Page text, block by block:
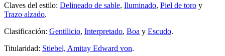
Claves del estilo: Delineado de sable, Iluminado, Piel de toro y
Trazo alzado.
Clasificación: Gentilicio, Interpretado, Boa y Escudo.
Titularidad: Stiebel, Amitay Edward von.